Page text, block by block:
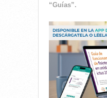
“Guías”.